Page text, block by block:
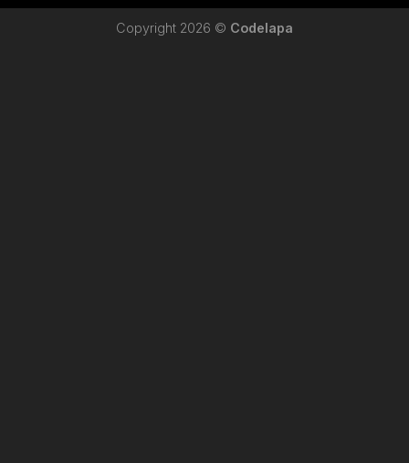
Copyright 2026 © Codelapa